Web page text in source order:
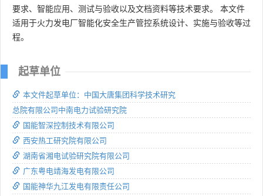
要求、智能应用、测试与验收以及文档资料等技术要求。 本文件
适用于火力发电厂智能化安全生产管控系统设计、实施与验收等过
程。
起草单位
本文件起草单位：中国大唐集团科学技术研究
总院有限公司中南电力试验研究院
国能智深控制技术有限公司
西安热工研究院有限公司
湖南省湘电试验研究院有限公司
广东粤电靖海发电有限公司
国能神华九江发电有限责任公司